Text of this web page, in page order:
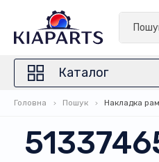
Каталог
Головна Пошук Накладка